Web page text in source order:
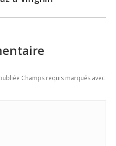
Champs requis marqués avec